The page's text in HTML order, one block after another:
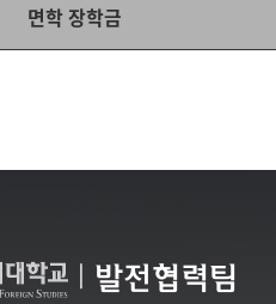
면학 장학금
발전협력팀